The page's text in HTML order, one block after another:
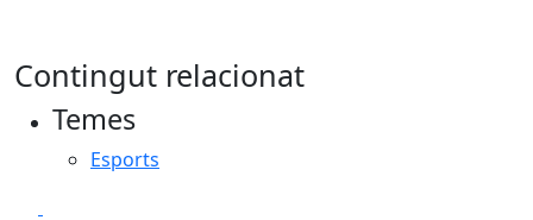
Contingut relacionat
Temes
Esports